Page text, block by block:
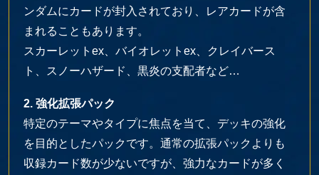
ンダムにカードが封入されており、レアカードが含
まれることもあります。
スカーレットex、バイオレットex、クレイバース
ト、スノーハザード、黒炎の支配者など…
2. 強化拡張パック
特定のテーマやタイプに焦点を当て、デッキの強化
を目的としたパックです。通常の拡張パックよりも
収録カード数が少ないですが、強力なカードが多く